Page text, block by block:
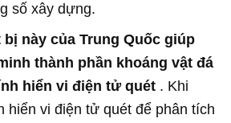
số xây dựng.
bị này của Trung Quốc giúp
thành phần khoáng vật đá
hiển vi điện tử quét . Khi
hiển vi điện tử quét để phân tích